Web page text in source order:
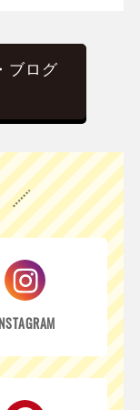
ブログ